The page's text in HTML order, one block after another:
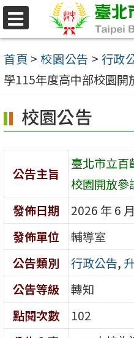
跳
至
主
要
容
區
首頁 > 校園公告 > 行政
學115年度高中部校園開
校園公告
公告主旨
臺北市立百
校園開放參
發佈日期
2026 年 6
發佈單位
輔導室
公告類別
行政公告,
公告等級
轉知
點閱次數
102
選
單